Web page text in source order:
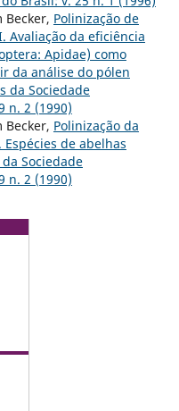
Becker, Polinização de
Avaliação da eficiência
Apidae) como
da análise do pólen
da Sociedade
n. 2 (1990)
Becker, Polinização da
de abelhas
Sociedade
n. 2 (1990)